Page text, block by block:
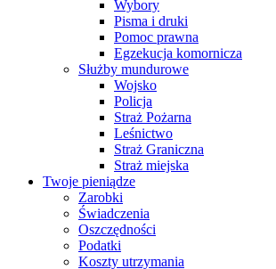
Wybory
Pisma i druki
Pomoc prawna
Egzekucja komornicza
Służby mundurowe
Wojsko
Policja
Straż Pożarna
Leśnictwo
Straż Graniczna
Straż miejska
Twoje pieniądze
Zarobki
Świadczenia
Oszczędności
Podatki
Koszty utrzymania